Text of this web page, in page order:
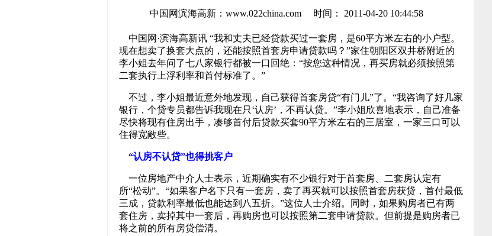
中国网滨海高新：www.022china.com 时间： 2011-04-20 10:44:58
中国网·滨海高新讯 “我和丈夫已经贷款买过一套房，是60平方米左右的小户型。
现在想卖了换套大点的，还能按照首套房申请贷款吗？”家住朝阳区双井桥附近的
李小姐去年问了七八家银行都被一口回绝：“按您这种情况，再买房就必须按照第
二套执行上浮利率和首付标准了。”
不过，李小姐最近意外地发现，自己获得首套房贷“有门儿”了。“我咨询了好几家
银行，个贷专员都告诉我现在只‘认房’，不再认贷。”李小姐欣喜地表示，自己准备
尽快将现有住房出手，凑够首付后贷款买套90平方米左右的三居室，一家三口可以
住得宽敞些。
“认房不认贷”也得挑客户
一位房地产中介人士表示，近期确实有不少银行对于首套房、二套房认定有
所“松动”。“如果客户名下只有一套房，卖了再买就可以按照首套房获贷，首付最低
三成，贷款利率最低也能达到八五折。”这位人士介绍。同时，如果购房者已有两
套住房，卖掉其中一套后，再购房也可以按照第二套申请贷款。但前提是购房者已
将之前的所有房贷偿清。